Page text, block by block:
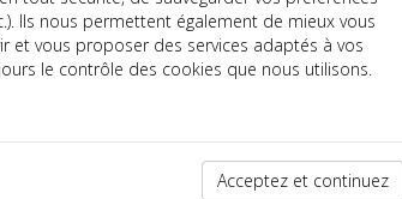
Ils nous permettent également de mieux vous
et vous proposer des services adaptés à vos
le contrôle des cookies que nous utilisons.
Acceptez et continuez